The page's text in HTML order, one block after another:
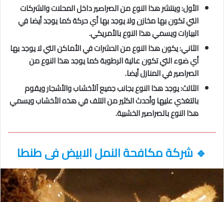
الأول: وينتشر هذا النوع من الصراصير داخل المحلات والشركات
التي تكون بها مخازن ولا يوجد بها أي حركة كما يوجد أيضا في
البيارات ويسمي هذا النوع بالأمريكي.
الثاني: يكون هذا النوع من الحشرات في الأماكن التي لا يوجد بها
أي ضوء التي تكون عالية الرطوبة كما يوجد هذا النوع من
الصراصير في المنازل أيضا.
الثالث: يوجد هذا النوع بجانب جميع آلأخشاب والأشجار ويقوم
بالتغذي عليها وأحدث الكثير من التلف في هذه الأخشاب ويسمي
هذا النوع بالصراصير الخشبية.
🔹 شركة مكافحة النمل الابيض فى طنطا